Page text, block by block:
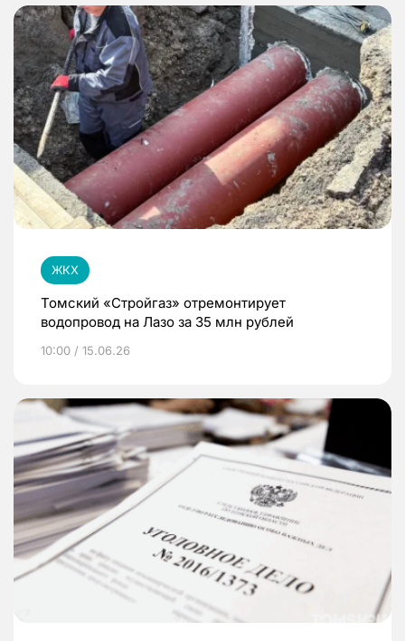
ЖКХ
Томский «Стройгаз» отремонтирует
водопровод на Лазо за 35 млн рублей
10:00 / 15.06.26